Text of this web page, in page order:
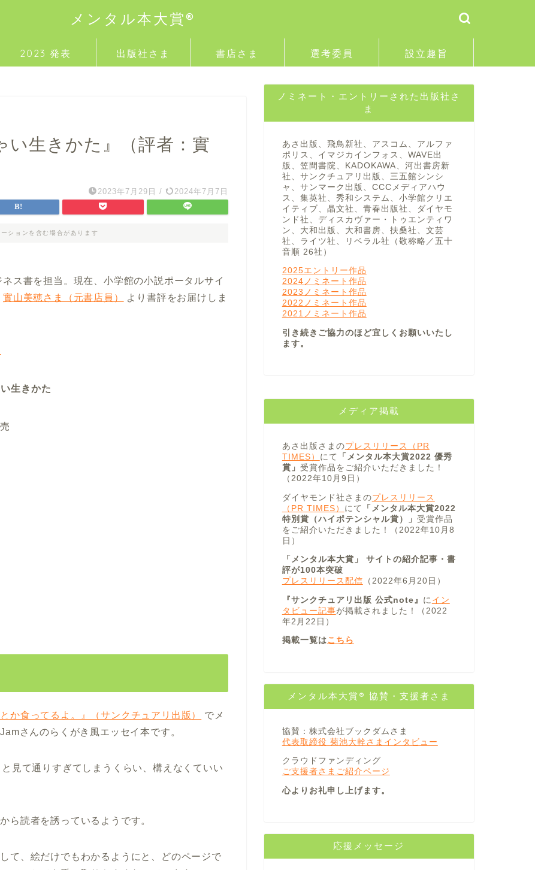
メンタル本大賞®
2023 発表 出版社さま 書店さま 選考委員 設立趣旨
い生きかた』（評者：實
2023年7月29日 / 2024年7月7日
ションを含む場合があります
ス書を担当。現在、小学館の小説ポータルサイ
實山美穂さま（元書店員）
より書評をお届けしま
生きかた
か食ってるよ。』（サンクチュアリ出版）
でメ
さんのらくがき風エッセイ本です。
見て通りすぎてしまうくらい、構えなくていい
ら読者を誘っているようです。
て、絵だけでもわかるようにと、どのページで
ノミネート・エントリーされた出版社さ
ま
あさ出版、飛鳥新社、アスコム、アルファ
ポリス、イマジカインフォス、WAVE出
版、笠間書院、KADOKAWA、河出書房新
社、サンクチュアリ出版、三五館シンシ
ャ、サンマーク出版、CCCメディアハウ
ス、集英社、秀和システム、小学館クリエ
イティブ、晶文社、青春出版社、ダイヤモ
ンド社、ディスカヴァー・トゥエンティワ
ン、大和出版、大和書房、扶桑社、文芸
社、ライツ社、リベラル社（敬称略／五十
音順 26社）
2025エントリー作品
2024ノミネート作品
2023ノミネート作品
2022ノミネート作品
2021ノミネート作品
引き続きご協力のほど宜しくお願いいたし
ます。
メディア掲載
あさ出版さまのプレスリリース（PR
TIMES） にて
「メンタル本大賞2022 優秀
賞」 受賞作品をご紹介いただきました！
（2022年10月9日）
ダイヤモンド社さまのプレスリリース
（PR TIMES） にて
「メンタル本大賞2022
特別賞（ハイポテンシャル賞）」 受賞作品
をご紹介いただきました！（2022年10月8
日）
「メンタル本大賞」 サイトの紹介記事・書
評が100本突破
プレスリリース配信 （2022年6月20日）
『サンクチュアリ出版 公式note』 に イン
タビュー記事が掲載されました！（2022
年2月22日）
掲載一覧はこちら
メンタル本大賞® 協賛・支援者さま
協賛：株式会社ブックダムさま
代表取締役 菊池大幹さまインタビュー
クラウドファンディング
ご支援者さまご紹介ページ
心よりお礼申し上げます。
応援メッセージ